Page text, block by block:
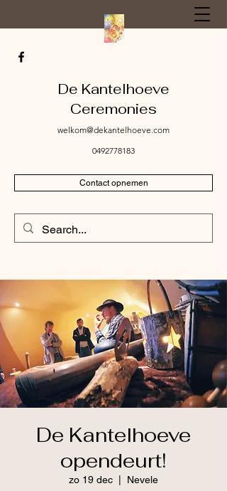
De Kantelhoeve
Ceremonies
welkom@dekantelhoeve.com
0492778183
Contact opnemen
De Kantelhoeve
opendeurt!
zo 19 dec Nevele